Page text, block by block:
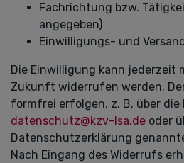
Fachrichtung bzw.
angegeben)
Einwilligungs- und
Die Einwilligung kann jederzeit
Zukunft widerrufen werden.
formfrei erfolgen, z. B. über die
datenschutz@kzv-lsa.de oder
Datenschutzerklärung
Nach Eingang des Widerrufs